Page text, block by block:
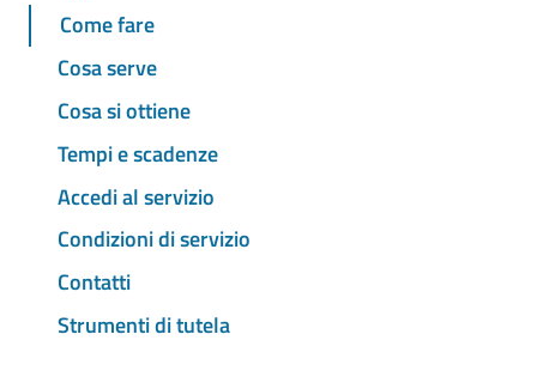
Come fare
Cosa serve
Cosa si ottiene
Tempi e scadenze
Accedi al servizio
Condizioni di servizio
Contatti
Strumenti di tutela